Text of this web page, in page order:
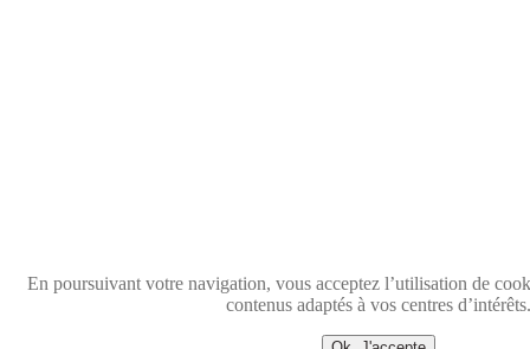
En poursuivant votre navigation, vous acceptez l’utilisation de
contenus adaptés à vos centres d’intérêts.